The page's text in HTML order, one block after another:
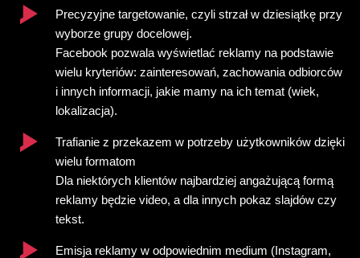
Precyzyjne targetowanie, czyli strzał w dziesiątkę przy
wyborze grupy docelowej.
Facebook pozwala wyświetlać reklamy na podstawie
wielu kryteriów: zainteresowań, zachowania odbiorców
i innych informacji, jakie mamy na ich temat (wiek,
lokalizacja).
Trafianie z przekazem w potrzeby użytkowników dzięki
wielu formatom
Dla niektórych klientów najbardziej angażującą formą
reklamy będzie video, a dla innych pokaz slajdów czy
tekst.
Emisja reklamy w odpowiednim medium (Instagram,